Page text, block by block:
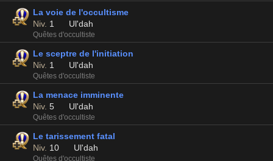
La voie de l'occultisme
Niv. 1 Ul'dah
Quêtes d'occultiste
Le sceptre de l'initiation
Niv. 1 Ul'dah
Quêtes d'occultiste
La menace imminente
Niv. 5 Ul'dah
Quêtes d'occultiste
Le tarissement fatal
Niv. 10 Ul'dah
Quêtes d'occultiste